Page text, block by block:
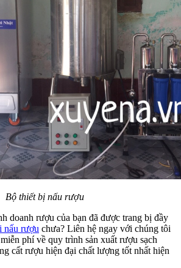
Bộ thiết bị nấu rượu
doanh rượu của bạn đã được trang bị đầy
nấu rượu chưa? Liên hệ ngay với chúng tôi
phí về quy trình sản xuất rượu sạch
cất rượu hiện đại chất lượng tốt nhất hiện